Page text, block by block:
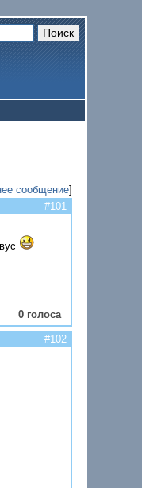
сообщение]
#101
0 голоса
#102